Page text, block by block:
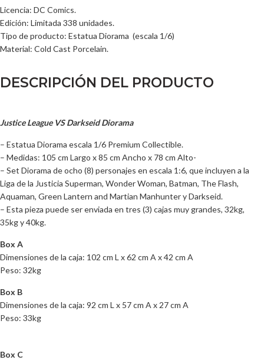
Licencia: DC Comics.
Edición: Limitada 338 unidades.
Tipo de producto: Estatua Diorama (escala 1/6)
Material: Cold Cast Porcelain.
DESCRIPCIÓN DEL PRODUCTO
Justice League VS Darkseid Diorama
– Estatua Diorama escala 1/6 Premium Collectible.
– Medidas: 105 cm Largo x 85 cm Ancho x 78 cm Alto-
– Set Diorama de ocho (8) personajes en escala 1:6, que incluyen a la
Liga de la Justicia Superman, Wonder Woman, Batman, The Flash,
Aquaman, Green Lantern and Martian Manhunter y Darkseid.
– Esta pieza puede ser enviada en tres (3) cajas muy grandes, 32kg,
35kg y 40kg.
Box A
Dimensiones de la caja: 102 cm L x 62 cm A x 42 cm A
Peso: 32kg
Box B
Dimensiones de la caja: 92 cm L x 57 cm A x 27 cm A
Peso: 33kg
Box C